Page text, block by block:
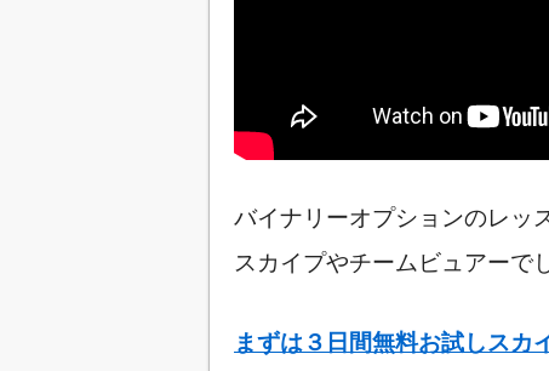
バイナリーオプションのレッ
スカイプやチームビュアーで
まずは３日間無料お試しスカ